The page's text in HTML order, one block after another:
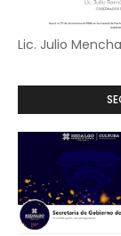
Lic. Julio